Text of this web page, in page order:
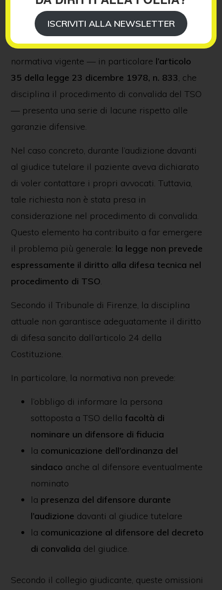
provvedimento di convalida del giudice
tutelare. Nel corso del procedimento, il
Tribunale di Firenze ha rilevato che la
normativa vigente — in particolare l’articolo
35 della legge 23 dicembre 1978, n. 833, che
disciplina il procedimento di convalida del TSO
— presenta una serie di lacune rispetto alle
garanzie difensive.
Nel caso concreto, durante l’audizione davanti
al giudice tutelare il paziente aveva dichiarato
di voler contattare i propri avvocati. Tuttavia,
tale richiesta non è stata presa in
considerazione nel procedimento di convalida.
Questo elemento ha contribuito a far emergere
il problema più generale: la legge non prevede
espressamente il diritto alla difesa tecnica nel
procedimento di TSO.
Secondo il Tribunale di Firenze, la disciplina
attuale non garantisce adeguatamente il diritto
di difesa sancito dall’articolo 24 della
Costituzione.
In particolare, la normativa non prevede:
l’obbligo di informare la persona
sottoposta a TSO della facoltà di
nominare un difensore di fiducia
la comunicazione dell’ordinanza del
sindaco anche al difensore eventualmente
nominato
la presenza del difensore durante
l’audizione davanti al giudice tutelare
la comunicazione al difensore del decreto
di convalida del giudice.
Secondo il collegio giudicante, queste omissioni
ISCRIVITI ALLA NEWSLETTER